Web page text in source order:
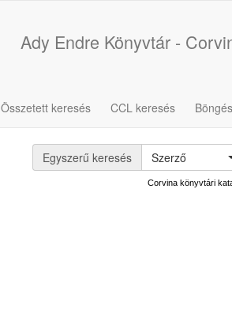
Ady Endre Könyvtár -
Összetett keresés CCL keresés
Egyszerű keresés Szerző
Corvina könyvtári